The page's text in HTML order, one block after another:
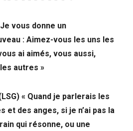
vous donne un
: Aimez-vous les uns les
ai aimés, vous aussi,
autres »
« Quand je parlerais les
et des anges, si je n’ai pas la
qui résonne, ou une